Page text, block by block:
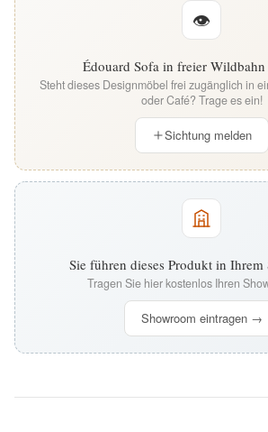
👁
Édouard Sofa in freier Wildbahn
Steht dieses Designmöbel frei zugänglich in
oder Café? Trage es ein!
Sichtung melden
Sie führen dieses Produkt in Ihrem
Tragen Sie hier kostenlos Ihren
Showroom eintragen →